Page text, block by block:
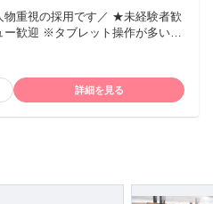
円の支給実績あり 交通費：
スキルを考慮のうえ決定しま
します。
物重視の採用です／ ★未経験者歓
作が多いの
事も休みも大事にしたい方 ・学
アパレル店員 ・美容部員 ・イベ
詳細を見る